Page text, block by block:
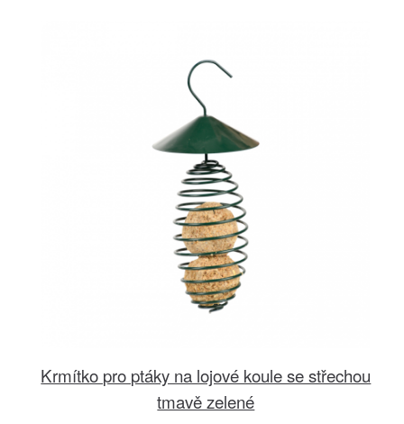
Krmítko pro ptáky na lojové koule se střechou
tmavě zelené